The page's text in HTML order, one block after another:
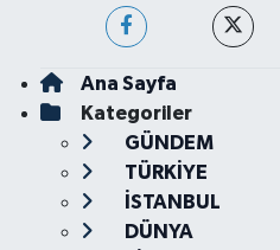
Ana Sayfa
Kategoriler
GÜNDEM
TÜRKİYE
İSTANBUL
DÜNYA